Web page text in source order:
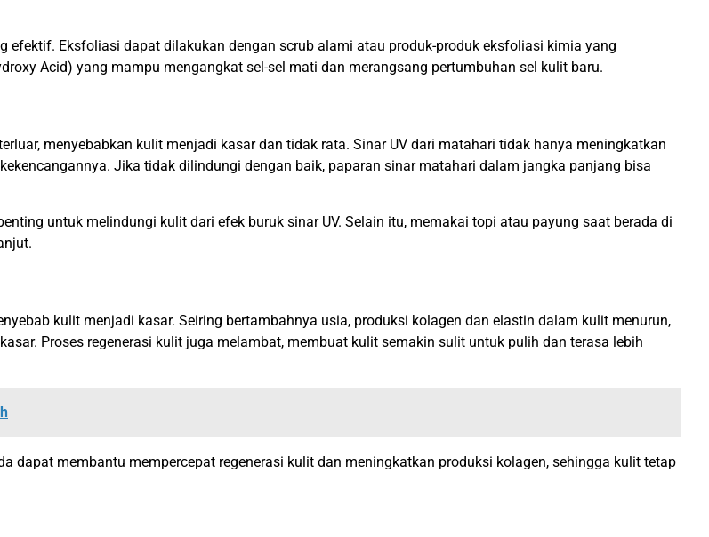
Eksfoliasi dapat dilakukan dengan scrub alami atau produk-produk eksfoliasi kimia yang
Acid) yang mampu mengangkat sel-sel mati dan merangsang pertumbuhan sel kulit baru.
menyebabkan kulit menjadi kasar dan tidak rata. Sinar UV dari matahari tidak hanya meningkatkan
Jika tidak dilindungi dengan baik, paparan sinar matahari dalam jangka panjang bisa
untuk melindungi kulit dari efek buruk sinar UV. Selain itu, memakai topi atau payung saat berada di
kulit menjadi kasar. Seiring bertambahnya usia, produksi kolagen dan elastin dalam kulit menurun,
Proses regenerasi kulit juga melambat, membuat kulit semakin sulit untuk pulih dan terasa lebih
dapat membantu mempercepat regenerasi kulit dan meningkatkan produksi kolagen, sehingga kulit tetap